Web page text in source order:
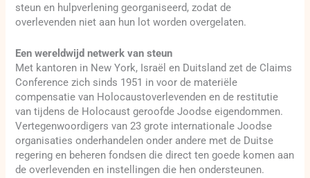
steun en hulpverlening georganiseerd, zodat de
overlevenden niet aan hun lot worden overgelaten.
Een wereldwijd netwerk van steun
Met kantoren in New York, Israël en Duitsland zet de Claims
Conference zich sinds 1951 in voor de materiële
compensatie van Holocaustoverlevenden en de restitutie
van tijdens de Holocaust geroofde Joodse eigendommen.
Vertegenwoordigers van 23 grote internationale Joodse
organisaties onderhandelen onder andere met de Duitse
regering en beheren fondsen die direct ten goede komen aan
de overlevenden en instellingen die hen ondersteunen.